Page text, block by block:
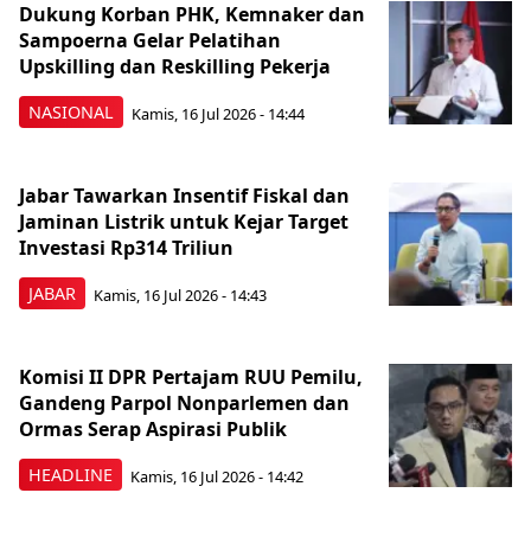
NASIONAL
Dukung Korban PHK, Kemnaker dan
Sampoerna Gelar Pelatihan
Upskilling dan Reskilling Pekerja
Kamis, 16 Jul 2026 - 14:44
JABAR
Jabar Tawarkan Insentif Fiskal dan
Jaminan Listrik untuk Kejar Target
Investasi Rp314 Triliun
Kamis, 16 Jul 2026 - 14:43
HEADLINE
Komisi II DPR Pertajam RUU Pemilu,
Gandeng Parpol Nonparlemen dan
Ormas Serap Aspirasi Publik
Kamis, 16 Jul 2026 - 14:42